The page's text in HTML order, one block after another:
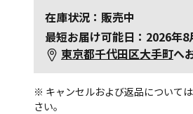
在庫状況：販売中
最短お届け可能日：2026年
東京都千代田区大手町へ
※ キャンセルおよび返品について
さい。